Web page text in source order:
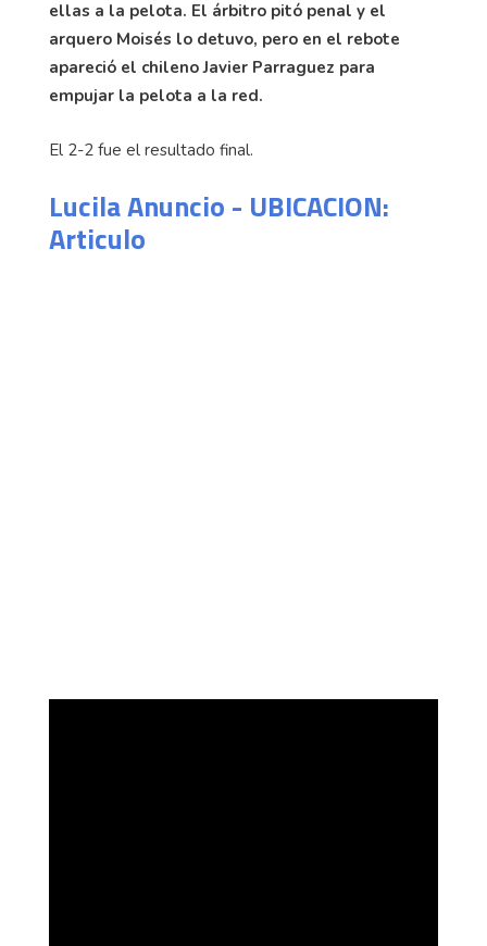
ellas a la pelota. El árbitro pitó penal y el
arquero Moisés lo detuvo, pero en el rebote
apareció el chileno Javier Parraguez para
empujar la pelota a la red.
El 2-2 fue el resultado final.
Lucila Anuncio - UBICACION:
Articulo